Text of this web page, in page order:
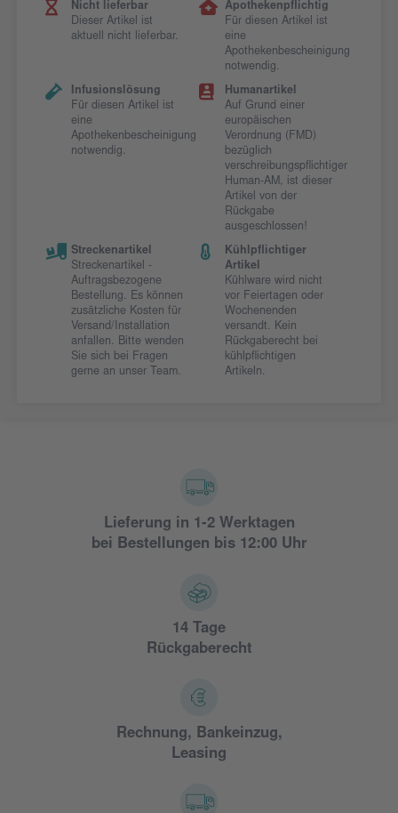
Nicht lieferbar
Dieser Artikel ist
aktuell nicht lieferbar.
Apothekenpflichtig
Für diesen Artikel ist
eine
Apothekenbescheinigung
notwendig.
Infusionslösung
Für diesen Artikel ist
eine
Apothekenbescheinigung
notwendig.
Humanartikel
Auf Grund einer
europäischen
Verordnung (FMD)
bezüglich
verschreibungspflichtiger
Human-AM, ist dieser
Artikel von der
Rückgabe
ausgeschlossen!
Streckenartikel
Streckenartikel -
Auftragsbezogene
Bestellung. Es können
zusätzliche Kosten für
Versand/Installation
anfallen. Bitte wenden
Sie sich bei Fragen
gerne an unser Team.
Kühlpflichtiger
Artikel
Kühlware wird nicht
vor Feiertagen oder
Wochenenden
versandt. Kein
Rückgaberecht bei
kühlpflichtigen
Artikeln.
Lieferung in 1-2 Werktagen
bei Bestellungen bis 12:00 Uhr
14 Tage
Rückgaberecht
Rechnung, Bankeinzug,
Leasing